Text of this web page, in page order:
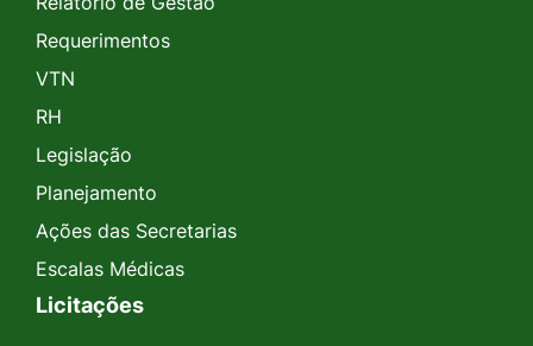
Requerimentos
VTN
RH
Legislação
Planejamento
Ações das Secretarias
Escalas Médicas
Licitações